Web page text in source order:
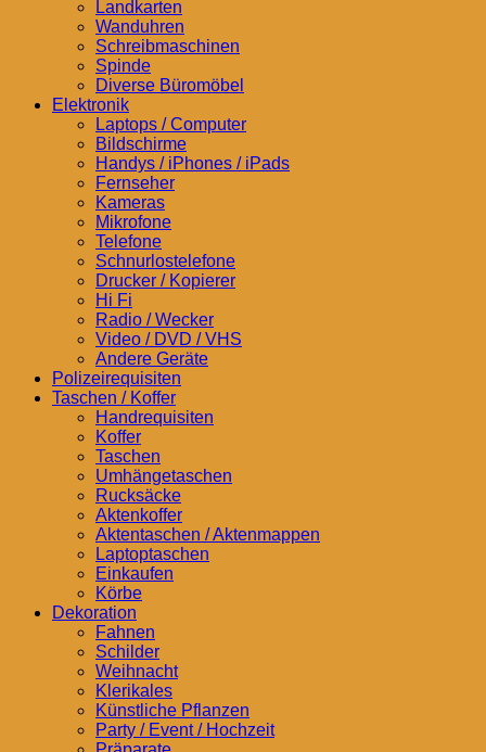
Landkarten
Wanduhren
Schreibmaschinen
Spinde
Diverse Büromöbel
Elektronik
Laptops / Computer
Bildschirme
Handys / iPhones / iPads
Fernseher
Kameras
Mikrofone
Telefone
Schnurlostelefone
Drucker / Kopierer
Hi Fi
Radio / Wecker
Video / DVD / VHS
Andere Geräte
Polizeirequisiten
Taschen / Koffer
Handrequisiten
Koffer
Taschen
Umhängetaschen
Rucksäcke
Aktenkoffer
Aktentaschen / Aktenmappen
Laptoptaschen
Einkaufen
Körbe
Dekoration
Fahnen
Schilder
Weihnacht
Klerikales
Künstliche Pflanzen
Party / Event / Hochzeit